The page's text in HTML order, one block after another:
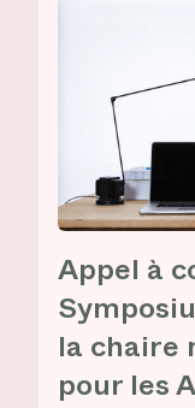
Appel à
la chaire
pour les